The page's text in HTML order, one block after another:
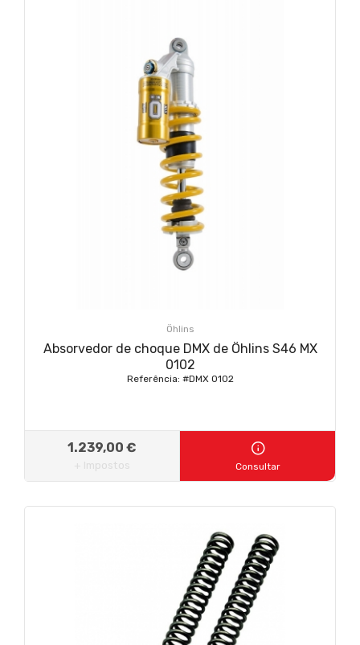
Öhlins
Absorvedor de choque DMX de Öhlins S46 MX
0102
Referência: #DMX 0102
1.239,00 €
+ Impostos Consultar